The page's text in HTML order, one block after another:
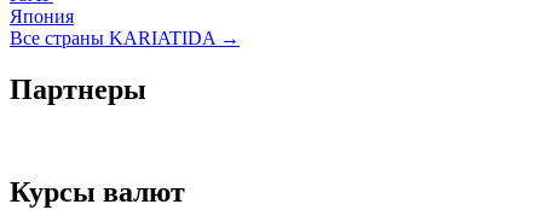
Япония
Все страны KARIATIDA →
Партнеры
Курсы валют